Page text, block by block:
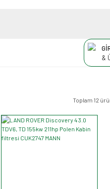
&
Toplam 12